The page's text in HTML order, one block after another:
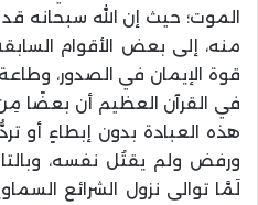
الموت؛ حيث إن الله سبحانه
منه، إلى بعض الأقوام
قوة الإيمان في الصدور، وطاعة
في القرآن العظيم أن بعضًا
هذه العبادة بدون إبطاءٍ أو
ورفض ولم يقتُل نفسه،
لَمَّا توالى نزول الشرائع